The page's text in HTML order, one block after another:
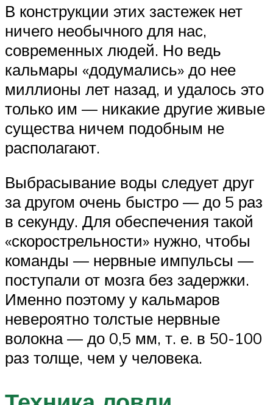
В конструкции этих застежек нет
ничего необычного для нас,
современных людей. Но ведь
кальмары «додумались» до нее
миллионы лет назад, и удалось это
только им — никакие другие живые
существа ничем подобным не
располагают.
Выбрасывание воды следует друг
за другом очень быстро — до 5 раз
в секунду. Для обеспечения такой
«скорострельности» нужно, чтобы
команды — нервные импульсы —
поступали от мозга без задержки.
Именно поэтому у кальмаров
невероятно толстые нервные
волокна — до 0,5 мм, т. е. в 50-100
раз толще, чем у человека.